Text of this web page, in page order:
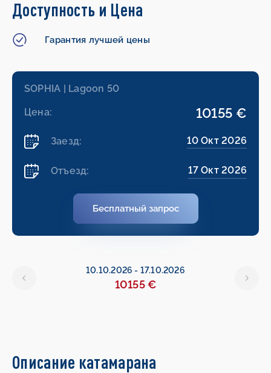
Доступность и Цена
Гарантия лучшей цены
SOPHIA | Lagoon 50
Цена: 10155 €
Заезд: 10 Окт 2026
Отъезд: 17 Окт 2026
Бесплатный запрос
10.10.2026 - 17.10.2026
10155 €
Описание катамарана